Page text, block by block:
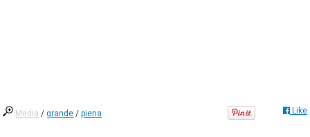
Media /grande /piena Like